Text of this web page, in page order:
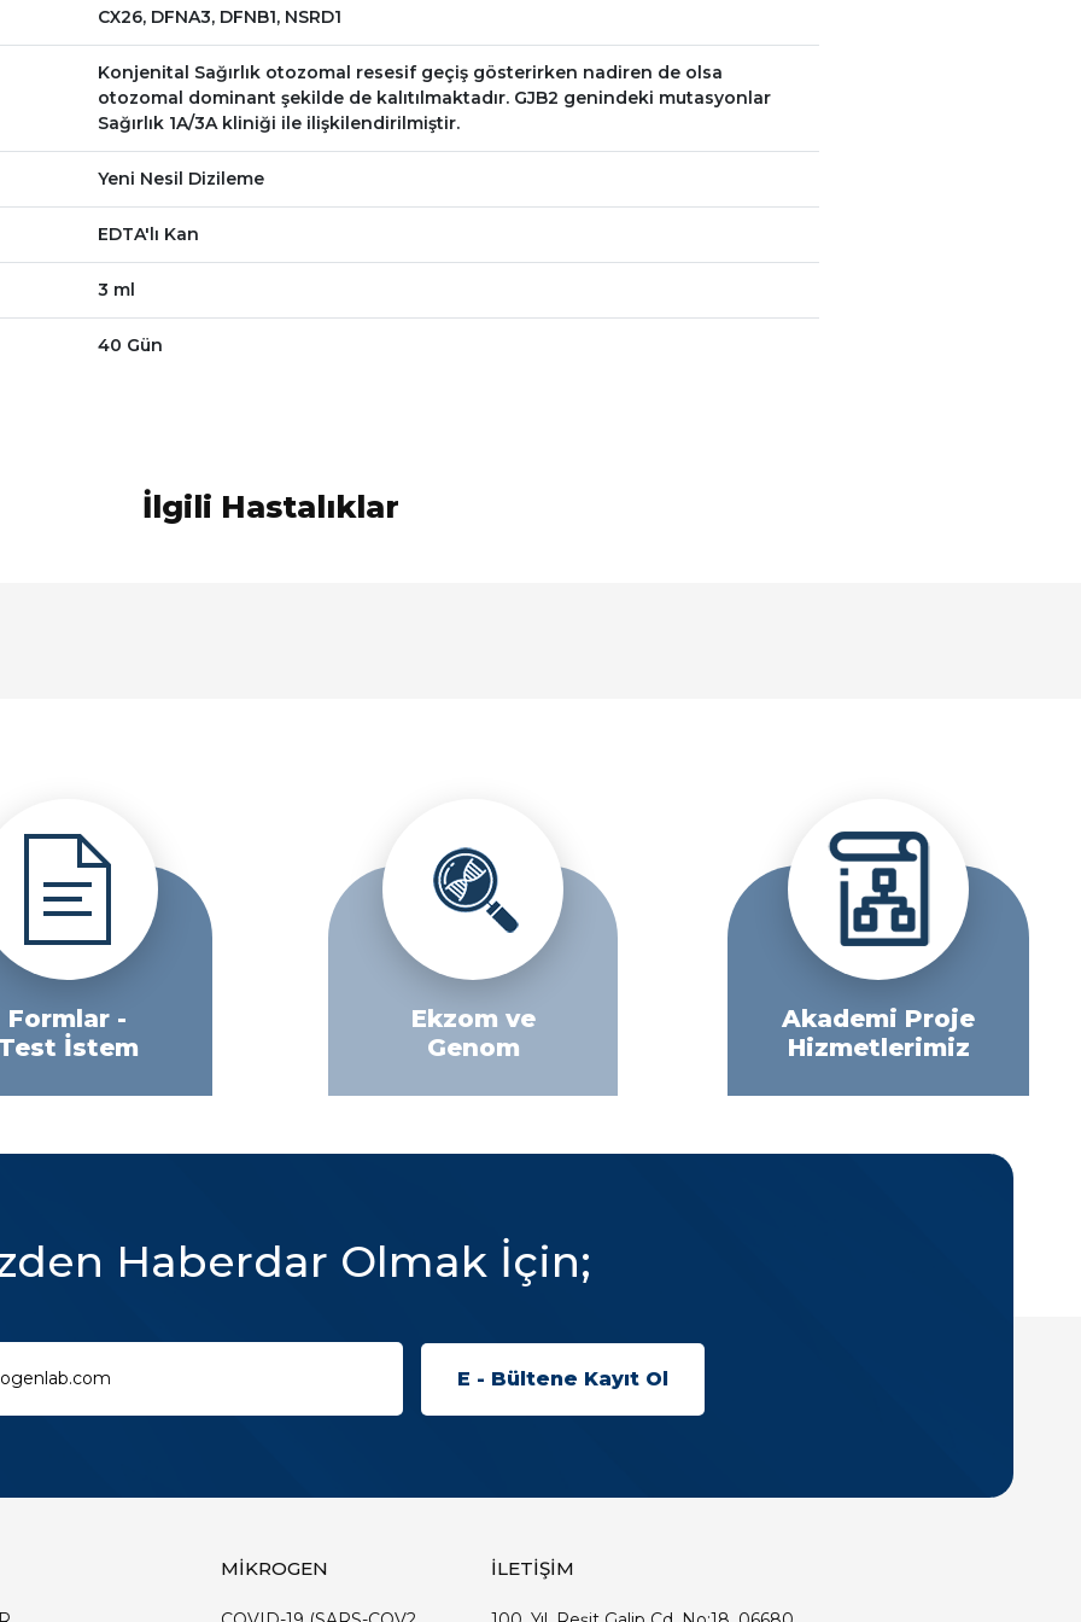
CX26, DFNA3, DFNB1, NSRD1
Konjenital Sağırlık otozomal resesif geçiş gösterirken nadiren de olsa
otozomal dominant şekilde de kalıtılmaktadır. GJB2 genindeki mutasyonlar
Sağırlık 1A/3A kliniği ile ilişkilendirilmiştir.
Yeni Nesil Dizileme
EDTA'lı Kan
3 ml
40 Gün
İlgili Hastalıklar
Formlar -
İstem
Ekzom ve
Genom
Akademi Proje
Hizmetlerimiz
Haberdar Olmak İçin;
MİKROGEN İLETİŞİM